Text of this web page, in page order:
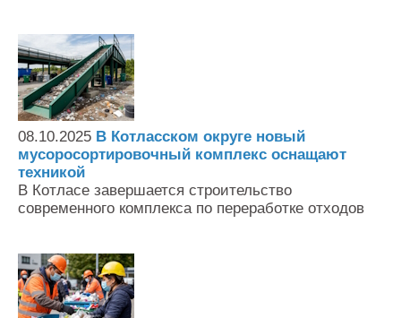
08.10.2025 В Котласском округе новый
мусоросортировочный комплекс оснащают
техникой
В Котласе завершается строительство
современного комплекса по переработке отходов